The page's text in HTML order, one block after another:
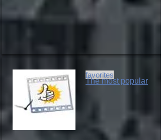
favorites
The most popular